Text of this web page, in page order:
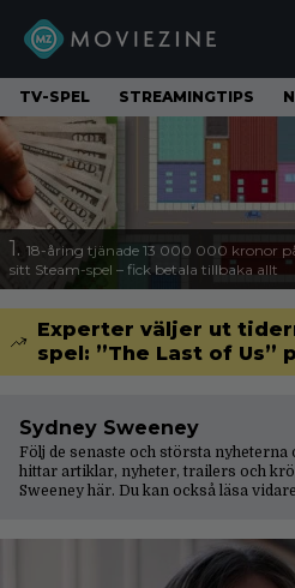
TV-SPEL STREAMINGTIPS
1. 18-åring tjänade 13 000 000 kronor
sitt Steam-spel – fick betala tillbaka allt
Experter väljer ut
spel: ”The Last of Us”
Sydney Sweeney
Följ de senaste och största nyheterna
hittar artiklar, nyheter, trailers och
Sweeney här. Du kan också läsa vidare